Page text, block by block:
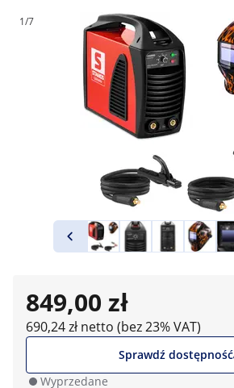
1/7
849,00 zł
690,24 zł netto (bez 23% VAT)
Sprawdź dostępność
Wyprzedane